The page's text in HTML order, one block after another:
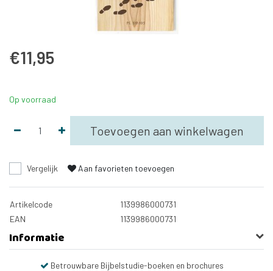
€11,95
Op voorraad
Toevoegen aan winkelwagen
Vergelijk Aan favorieten toevoegen
Artikelcode
1139986000731
EAN
1139986000731
Informatie
Betrouwbare Bijbelstudie-boeken en brochures